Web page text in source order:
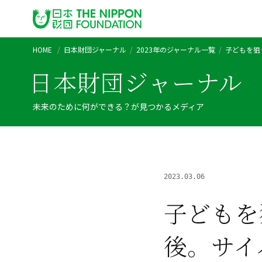
HOME 日本財団ジャーナル 2023年のジャーナル一覧 子どもを
日本財団ジャーナル
未来のために何ができる？が見つかるメディア
2023.03.06
子ども
後。サ